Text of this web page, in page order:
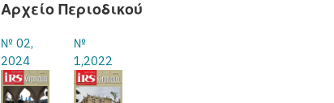
Αρχείο Περιοδικού
№ 02,
2024
№
1,2022